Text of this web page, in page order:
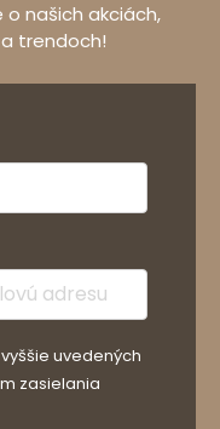
našich akciách,
trendoch!
uvedených
zasielania